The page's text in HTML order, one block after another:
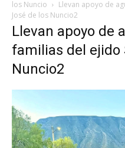
los Nuncio
Llevan apoyo de
José de los Nuncio2
Llevan apoyo de
familias del ejido
Nuncio2